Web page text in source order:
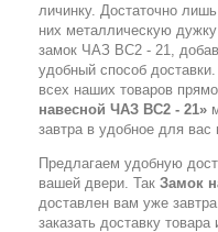
личинку. Достаточно
них металлическую
замок ЧАЗ ВС2 - 21,
удобный способ
всех наших товаров
навесной ЧАЗ ВС2 - 21»
завтра в удобное для вас
Предлагаем удобную
вашей двери. Так Замок
доставлен вам уже
заказать доставку